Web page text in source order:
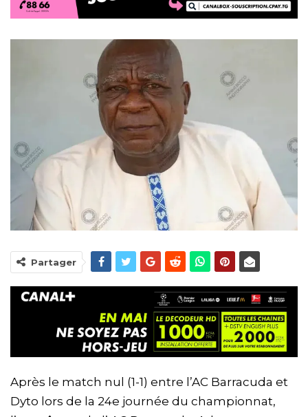
Partager
Après le match nul (1-1) entre l’AC Barracuda et
Dyto lors de la 24e journée du championnat,